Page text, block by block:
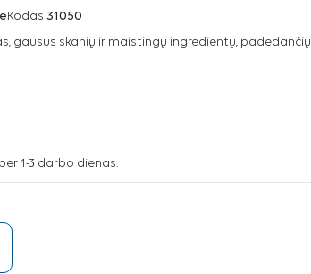
Kodas 31050
gausus skanių ir maistingų ingredientų, padedančių
1-3 darbo dienas.